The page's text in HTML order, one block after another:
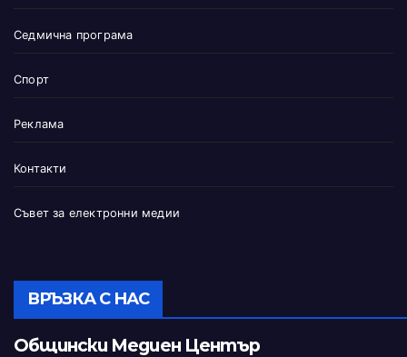
Седмична програма
Спорт
Реклама
Контакти
Съвет за електронни медии
ВРЪЗКА С НАС
Общински Медиен Център